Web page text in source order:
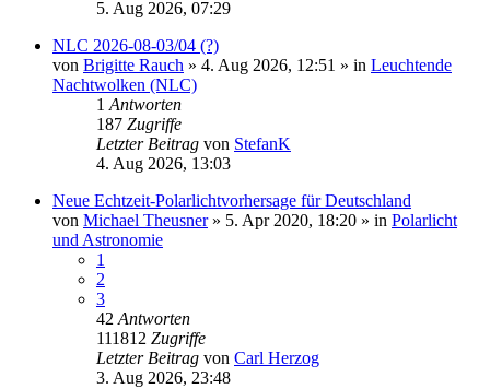
5. Aug 2026, 07:29
NLC 2026-08-03/04 (?)
von Brigitte Rauch » 4. Aug 2026, 12:51 » in Leuchtende
Nachtwolken (NLC)
1 Antworten
187 Zugriffe
Letzter Beitrag von StefanK
4. Aug 2026, 13:03
Neue Echtzeit-Polarlichtvorhersage für Deutschland
von Michael Theusner» 5. Apr 2020, 18:20 » in Polarlicht
und Astronomie
1
2
3
42 Antworten
111812 Zugriffe
Letzter Beitrag von Carl Herzog
3. Aug 2026, 23:48